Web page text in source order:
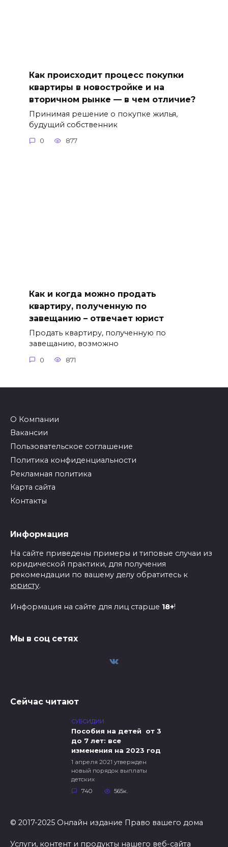
Как происходит процесс покупки
квартиры в новостройке и на
вторичном рынке — в чем отличие?
Принимая решение о покупке жилья,
будущий собственник
0 877
Как и когда можно продать
квартиру, полученную по
завещанию – отвечает юрист
Продать квартиру, полученную по
завещанию, возможно
0 871
О Компании
Вакансии
Пользовательское соглашение
Политика конфиденциальности
Рекламная политика
Карта сайта
Контакты
Информация
На сайте приведены примеры и типовые случаи из
юридической практики, для получения
рекомендации по вашему делу обратитесь к
юристу.
Информация на сайте для лиц старше 18+!
Мы в соц сетях
Сейчас читают
СУБСИДИИ
Пособия на детей от 3
до 7 лет: все
изменения на 2023 год
1 апреля 2021 утвержден
новый порядок выплаты
детских
740
565к.
© 2017-2025 Онлайн издание Право вашего дома
Услуги, контент и продукты нашего веб-сайта